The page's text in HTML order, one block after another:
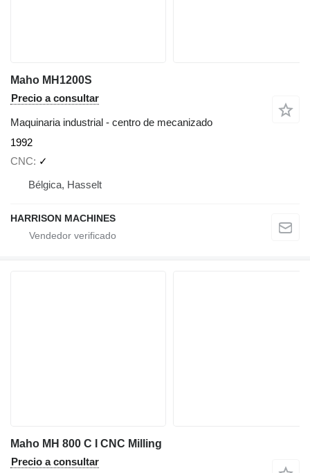
Maho MH1200S
Precio a consultar
Maquinaria industrial - centro de mecanizado
1992
CNC
✓
Bélgica, Hasselt
HARRISON MACHINES
Maho MH 800 C I CNC Milling
Precio a consultar